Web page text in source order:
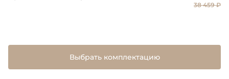
38 459 ₽
Выбрать комплектацию